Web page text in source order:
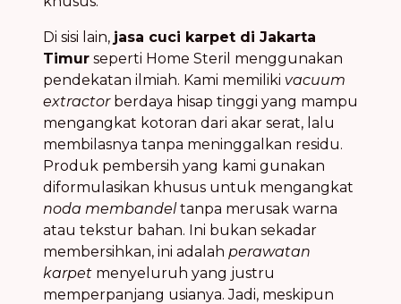
Di sisi lain, jasa cuci karpet di Jakarta
Timur seperti Home Steril menggunakan
pendekatan ilmiah. Kami memiliki vacuum
extractorberdaya hisap tinggi yang mampu
mengangkat kotoran dari akar serat, lalu
membilasnya tanpa meninggalkan residu.
Produk pembersih yang kami gunakan
diformulasikan khusus untuk mengangkat
noda membandeltanpa merusak warna
atau tekstur bahan. Ini bukan sekadar
membersihkan, ini adalah perawatan
karpet menyeluruh yang justru
memperpanjang usianya. Jadi, meskipun